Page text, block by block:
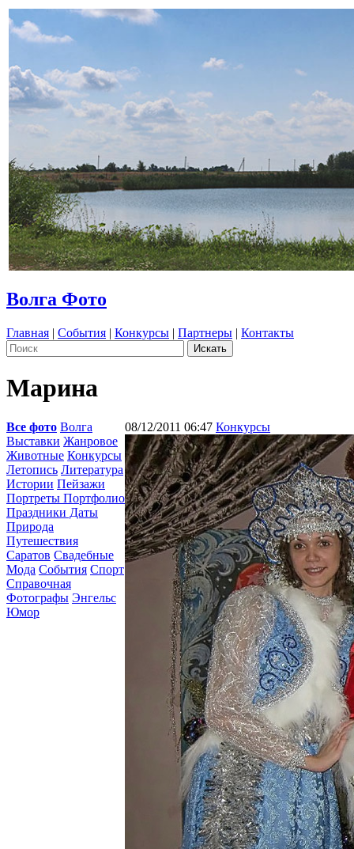
Волга Фото
Главная | События | Конкурсы | Партнеры | Контакты
Марина
Все фото Волга
Выставки Жанровое
Животные Конкурсы
Летопись Литература
Истории Пейзажи
Портреты Портфолио
Праздники Даты
Природа
Путешествия
Саратов Свадебные
Мода События Спорт
Справочная
Фотографы Энгельс
Юмор
08/12/2011 06:47 Конкурсы